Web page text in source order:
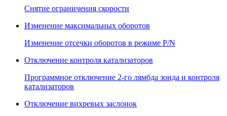
Снятие ограничения скорости
Изменение максимальных оборотов
Изменение отсечки оборотов в режиме P/N
Отключение контроля катализаторов
Программное отключение 2-го лямбда зонда и контроля
катализаторов
Отключение вихревых заслонок